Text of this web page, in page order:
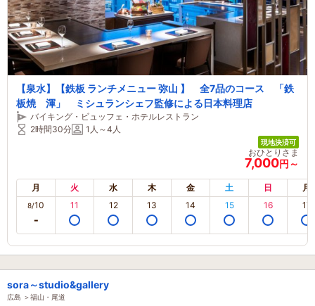
【泉水】【鉄板 ランチメニュー 弥山 】 全7品のコース 「鉄
板焼 渾」 ミシュランシェフ監修による日本料理店
バイキング・ビュッフェ・ホテルレストラン
2時間30分
1人～4人
現地決済可
おひとりさま
7,000円～
月 火 水 木 金 土 日 月
8/10 11 12 13 14 15 16 17
sora～studio&gallery
広島 ＞福山・尾道